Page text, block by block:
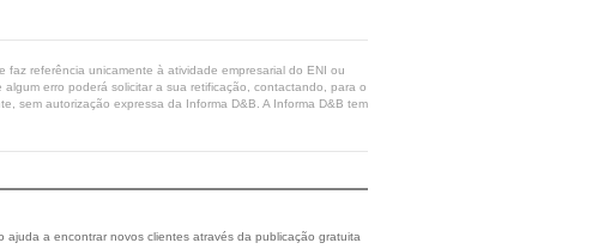
referência unicamente à atividade empresarial do ENI ou
erro poderá solicitar a sua retificação, contactando, para o
sem autorização expressa da Informa D&B. A Informa D&B tem
a encontrar novos clientes através da publicação gratuita